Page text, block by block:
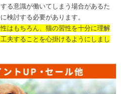
る意識が働いてしまう場合があるた
検討する必要があります。
はもちろん、猫の習性を十分に理解
夫することを心掛けるようにしまし